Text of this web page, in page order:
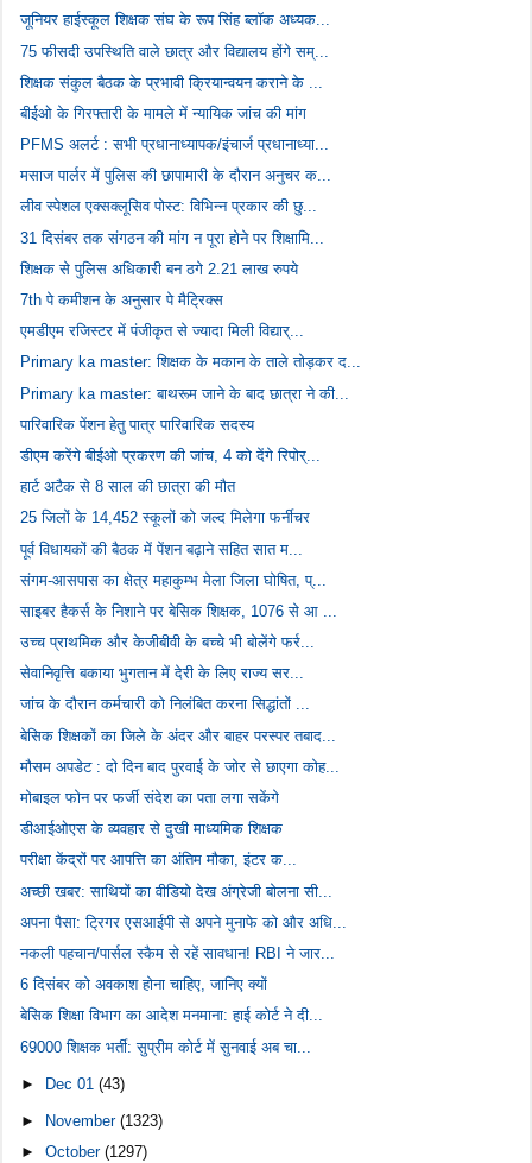
जूनियर हाईस्कूल शिक्षक संघ के रूप सिंह ब्लॉक अध्यक...
75 फीसदी उपस्थिति वाले छात्र और विद्यालय होंगे सम्...
शिक्षक संकुल बैठक के प्रभावी क्रियान्वयन कराने के ...
बीईओ के गिरफ्तारी के मामले में न्यायिक जांच की मांग
PFMS अलर्ट : सभी प्रधानाध्यापक/इंचार्ज प्रधानाध्या...
मसाज पार्लर में पुलिस की छापामारी के दौरान अनुचर क...
लीव स्पेशल एक्सक्लूसिव पोस्ट: विभिन्न प्रकार की छु...
31 दिसंबर तक संगठन की मांग न पूरा होने पर शिक्षामि...
शिक्षक से पुलिस अधिकारी बन ठगे 2.21 लाख रुपये
7th पे कमीशन के अनुसार पे मैट्रिक्स
एमडीएम रजिस्टर में पंजीकृत से ज्यादा मिली विद्यार्...
Primary ka master: शिक्षक के मकान के ताले तोड़कर द...
Primary ka master: बाथरूम जाने के बाद छात्रा ने की...
पारिवारिक पेंशन हेतु पात्र पारिवारिक सदस्य
डीएम करेंगे बीईओ प्रकरण की जांच, 4 को देंगे रिपोर्...
हार्ट अटैक से 8 साल की छात्रा की मौत
25 जिलों के 14,452 स्कूलों को जल्द मिलेगा फर्नीचर
पूर्व विधायकों की बैठक में पेंशन बढ़ाने सहित सात म...
संगम-आसपास का क्षेत्र महाकुम्भ मेला जिला घोषित, प्...
साइबर हैकर्स के निशाने पर बेसिक शिक्षक, 1076 से आ ...
उच्च प्राथमिक और केजीबीवी के बच्चे भी बोलेंगे फर्र...
सेवानिवृत्ति बकाया भुगतान में देरी के लिए राज्य सर...
जांच के दौरान कर्मचारी को निलंबित करना सिद्धांतों ...
बेसिक शिक्षकों का जिले के अंदर और बाहर परस्पर तबाद...
मौसम अपडेट : दो दिन बाद पुरवाई के जोर से छाएगा कोह...
मोबाइल फोन पर फर्जी संदेश का पता लगा सकेंगे
डीआईओएस के व्यवहार से दुखी माध्यमिक शिक्षक
परीक्षा केंद्रों पर आपत्ति का अंतिम मौका, इंटर क...
अच्छी खबर: साथियों का वीडियो देख अंग्रेजी बोलना सी...
अपना पैसा: ट्रिगर एसआईपी से अपने मुनाफे को और अधि...
नकली पहचान/पार्सल स्कैम से रहें सावधान! RBI ने जार...
6 दिसंबर को अवकाश होना चाहिए, जानिए क्यों
बेसिक शिक्षा विभाग का आदेश मनमाना: हाई कोर्ट ने दी...
69000 शिक्षक भर्ती: सुप्रीम कोर्ट में सुनवाई अब चा...
► Dec 01(43)
► November(1323)
►October(1297)